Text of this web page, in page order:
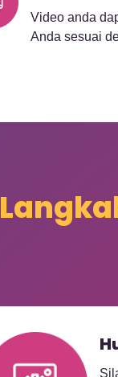
Video anda
Anda sesuai